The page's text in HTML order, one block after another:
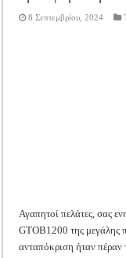
Tακτική Γενική
8 Σεπτεμβρίου, 2024
Αγαπητοί πελάτες, σας
GTOB1200 της
ανταπόκριση ήταν πέραν